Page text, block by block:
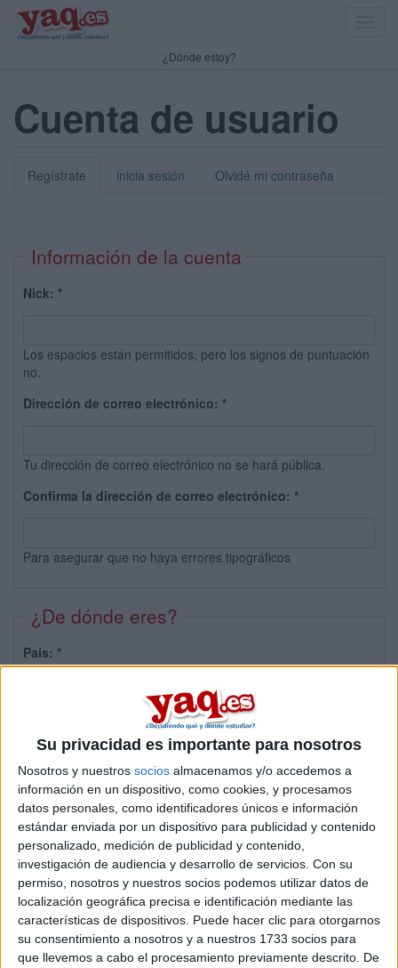
Su privacidad es importante para nosotros
Nosotros y nuestros socios almacenamos y/o accedemos a
información en un dispositivo, como cookies, y procesamos
datos personales, como identificadores únicos e información
estándar enviada por un dispositivo para publicidad y contenido
personalizado, medición de publicidad y contenido,
investigación de audiencia y desarrollo de servicios. Con su
permiso, nosotros y nuestros socios podemos utilizar datos de
localización geográfica precisa e identificación mediante las
características de dispositivos. Puede hacer clic para otorgarnos
su consentimiento a nosotros y a nuestros 1733 socios para
que llevemos a cabo el procesamiento previamente descrito. De
¿Dónde estoy?
Cuenta de usuario
Regístrate inicia sesión Olvidé mi contraseña
Información de la cuenta
Nick: *
Los espacios están permitidos, pero los signos de puntuación
no.
Dirección de correo electrónico: *
Tu dirección de correo electrónico no se hará pública.
Confirma la dirección de correo electrónico: *
Para asegurar que no haya errores tipográficos
¿De dónde eres?
País: *
Sobre ti
Soy:*
Chico
Chica
¿En qué año terminas (o terminaste) bachillerato o FP?